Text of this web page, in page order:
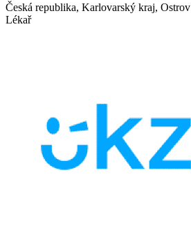
Česká republika, Karlovarský kraj, Ostrov
Lékař